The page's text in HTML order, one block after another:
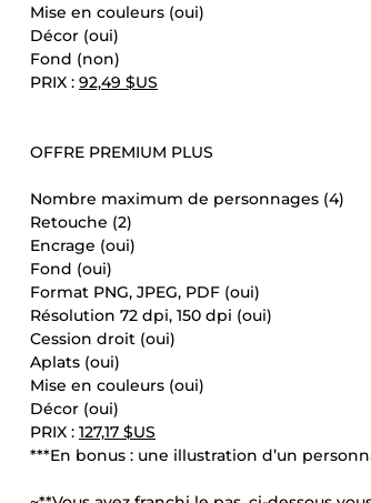
Mise en couleurs (oui)
Décor (oui)
Fond (non)
PRIX : 92,49 $US
OFFRE PREMIUM PLUS
Nombre maximum de personnages (4)
Retouche (2)
Encrage (oui)
Fond (oui)
Format PNG, JPEG, PDF (oui)
Résolution 72 dpi, 150 dpi (oui)
Cession droit (oui)
Aplats (oui)
Mise en couleurs (oui)
Décor (oui)
PRIX : 127,17 $US
***En bonus : une illustration d’un